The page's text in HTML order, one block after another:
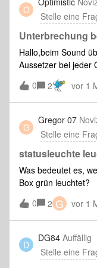
noch machen soll.
O
Stelle eine
Unterbrechung
Hallo,beim Sound
Aussetzer bei jeder
PC abziehe, läuft
(60Hz usw) habe
die Kabel von den
Erfolg. Kann es am
Einstellungen
Einstellungen für
0 2 vor 1
G
Gregor 07
Stelle eine
statusleuchte
Was bedeutet es,
Box grün leuchtet?
0
2 G vor 1
D
DG84 Auffällig
Stelle eine